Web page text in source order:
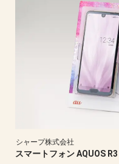
シャープ株式会社
スマートフォン AQUOS